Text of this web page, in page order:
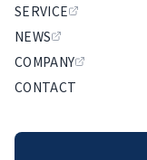
SERVICE
NEWS
COMPANY
CONTACT